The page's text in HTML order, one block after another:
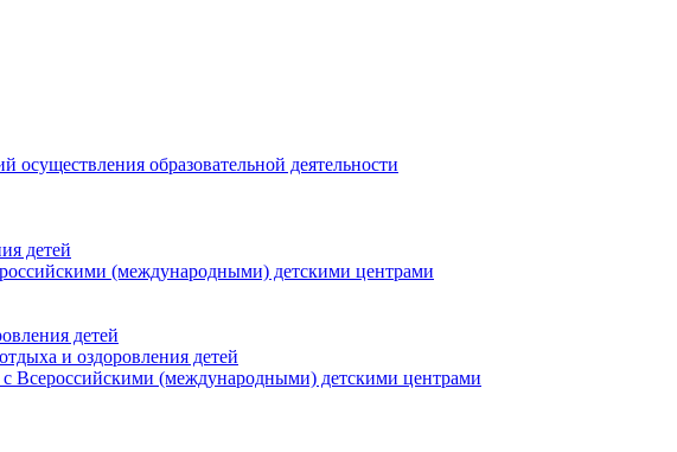
осуществления образовательной деятельности
детей
(международными) детскими центрами
детей
и оздоровления детей
с Всероссийскими (международными) детскими центрами